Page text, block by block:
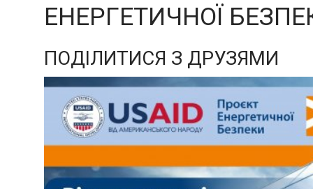
ЕНЕРГЕТИЧНОЇ
ПОДІЛИТИСЯ З ДРУЗЯМИ